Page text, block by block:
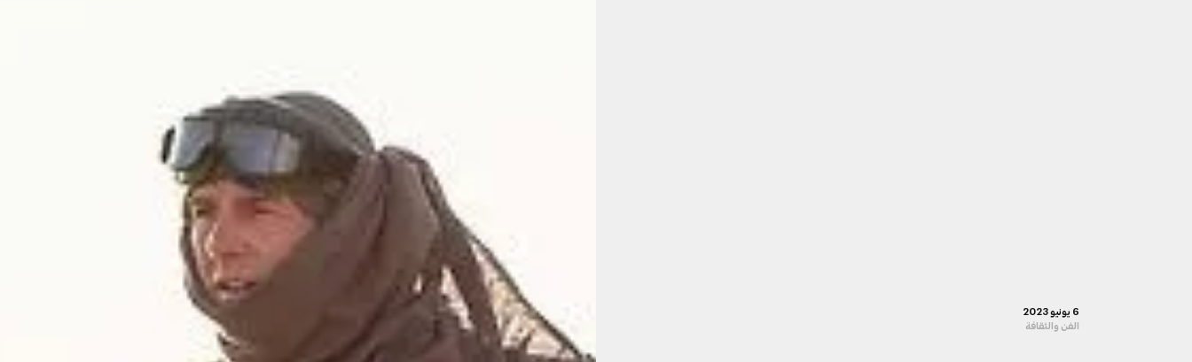
6 يونيو 2023
الفن والثقافة